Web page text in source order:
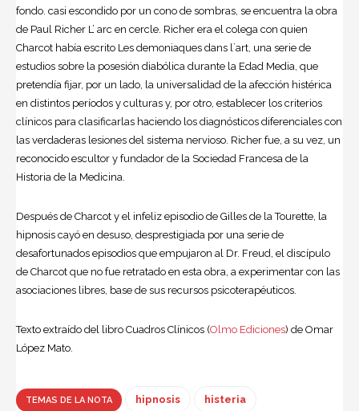
fondo. casi escondido por un cono de sombras, se encuentra la obra
de Paul Richer L’ arc en cercle. Richer era el colega con quien
Charcot había escrito Les demoniaques dans l´art, una serie de
estudios sobre la posesión diabólica durante la Edad Media, que
pretendía fijar, por un lado, la universalidad de la afección histérica
en distintos períodos y culturas y, por otro, establecer los criterios
clínicos para clasificarlas haciendo los diagnósticos diferenciales con
las verdaderas lesiones del sistema nervioso. Richer fue, a su vez, un
reconocido escultor y fundador de la Sociedad Francesa de la
Historia de la Medicina.
Después de Charcot y el infeliz episodio de Gilles de la Tourette, la
hipnosis cayó en desuso, desprestigiada por una serie de
desafortunados episodios que empujaron al Dr. Freud, el discípulo
de Charcot que no fue retratado en esta obra, a experimentar con las
asociaciones libres, base de sus recursos psicoterapéuticos.
Texto extraído del libro Cuadros Clínicos (Olmo Ediciones) de Omar
López Mato.
TEMAS DE LA NOTA hipnosis histeria